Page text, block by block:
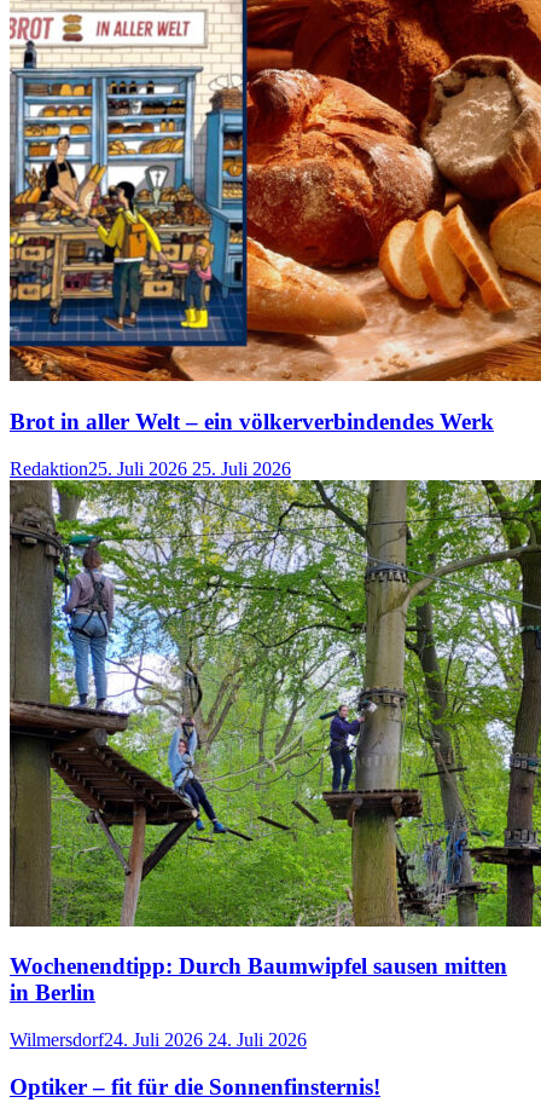
Brot in aller Welt – ein völkerverbindendes Werk
Redaktion25. Juli 2026 25. Juli 2026
Wochenendtipp: Durch Baumwipfel sausen mitten
in Berlin
Wilmersdorf24. Juli 2026 24. Juli 2026
Optiker – fit für die Sonnenfinsternis!